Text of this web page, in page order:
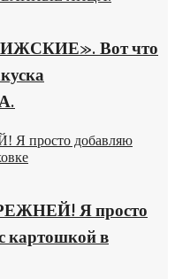
Вот что
просто добавляю
Я просто
картошкой в